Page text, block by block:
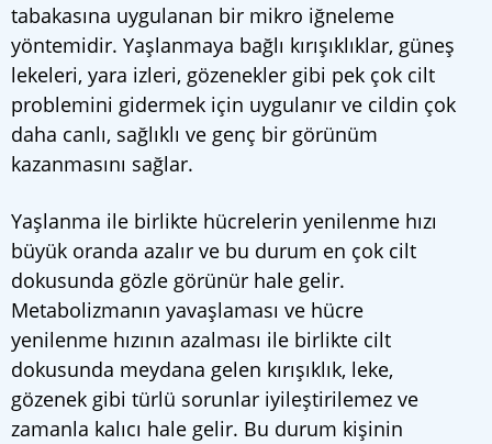
tabakasına uygulanan bir mikro iğneleme
yöntemidir. Yaşlanmaya bağlı kırışıklıklar, güneş
lekeleri, yara izleri, gözenekler gibi pek çok cilt
problemini gidermek için uygulanır ve cildin çok
daha canlı, sağlıklı ve genç bir görünüm
kazanmasını sağlar.
Yaşlanma ile birlikte hücrelerin yenilenme hızı
büyük oranda azalır ve bu durum en çok cilt
dokusunda gözle görünür hale gelir.
Metabolizmanın yavaşlaması ve hücre
yenilenme hızının azalması ile birlikte cilt
dokusunda meydana gelen kırışıklık, leke,
gözenek gibi türlü sorunlar iyileştirilemez ve
zamanla kalıcı hale gelir. Bu durum kişinin